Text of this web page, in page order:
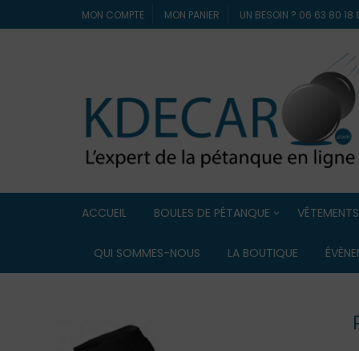
MON COMPTE MON PANIER UN BESOIN ? 06 63 80
ACCUEIL BOULES DE PÉTANQUE
Boules de compétition
VÊTEMENTS
ELDERA
QUI SOMMES-NOUS LA BOUTIQUE